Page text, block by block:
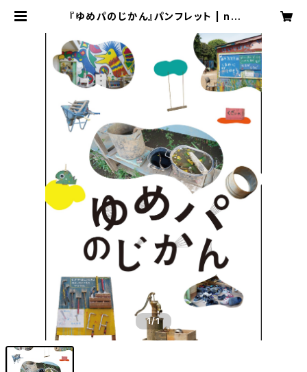
『ゆめパのじかん』パンフレット | no
1/1